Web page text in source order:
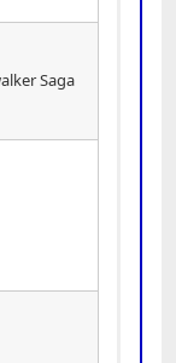
Saga